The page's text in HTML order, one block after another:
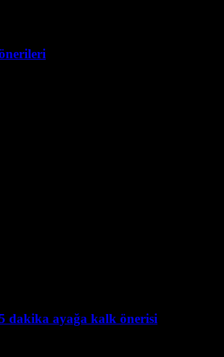
dakika ayağa kalk önerisi